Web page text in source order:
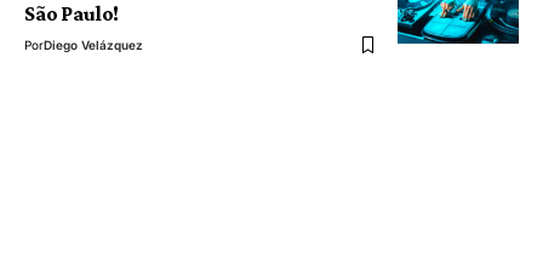
São Paulo!
PorDiego Velázquez